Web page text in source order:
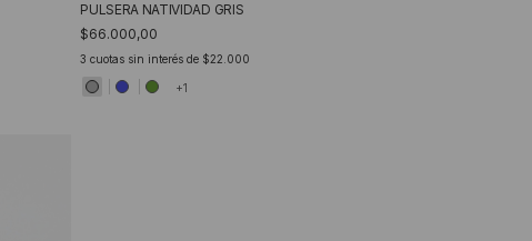
PULSERA NATIVIDAD GRIS
$66.000,00
3 cuotas sin interés de $22.000
+1